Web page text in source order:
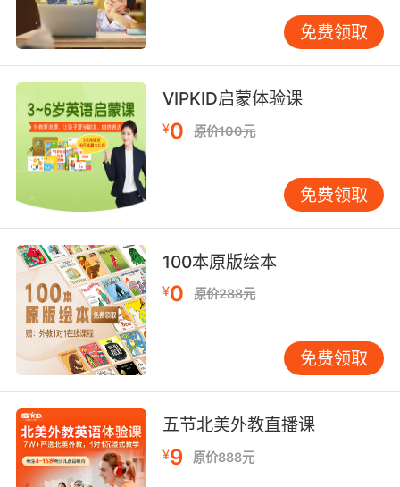
7. Here, we will train you in sabotage and
在这儿我们会训练你捣乱和破坏
8. He defaced public property with
subversive graffiti.
他用破坏性涂鸦损坏了 公共设施
9. The painting is full of little, subversive
details.
画中有很多细小却具有颠覆性的细节
10. He could make a tree knot look
subversive.
他可以使树结看起来具有颠覆性
免费领取
VIPKID启蒙体验课
¥0 原价100元
免费领取
100本原版绘本
¥0 原价288元
免费领取
五节北美外教直播课
¥9 原价888元